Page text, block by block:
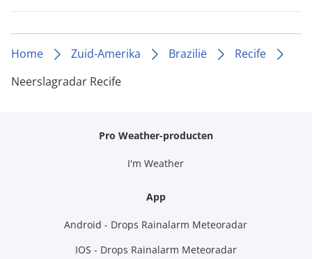
Home Zuid-Amerika Brazilië
Recife
Neerslagradar Recife
Pro Weather-producten
I'm Weather
App
Android - Drops Rainalarm Meteoradar
IOS - Drops Rainalarm Meteoradar